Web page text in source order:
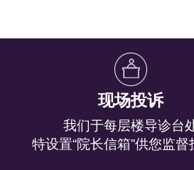
现场投诉
我们于每层楼导诊台
特设置“院长信箱”供您监督